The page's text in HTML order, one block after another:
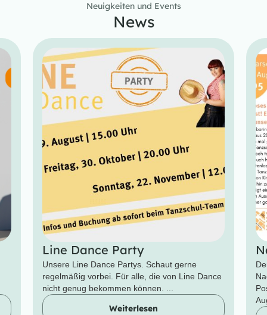
Neuigkeiten und Events
News
Line Dance Party
Unsere Line Dance Partys. Schaut gerne
regelmäßig vorbei. Für alle, die von Line Dance
nicht genug bekommen können. ...
Weiterlesen